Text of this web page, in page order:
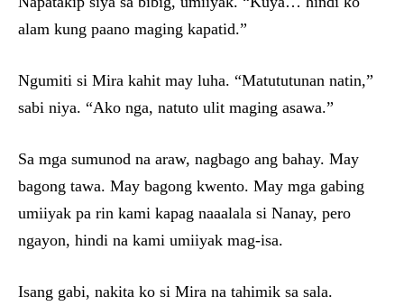
alam kung paano maging kapatid.”
Ngumiti si Mira kahit may luha. “Matututunan natin,”
sabi niya. “Ako nga, natuto ulit maging asawa.”
Sa mga sumunod na araw, nagbago ang bahay. May
bagong tawa. May bagong kwento. May mga gabing
umiiyak pa rin kami kapag naaalala si Nanay, pero
ngayon, hindi na kami umiiyak mag-isa.
Isang gabi, nakita ko si Mira na tahimik sa sala.